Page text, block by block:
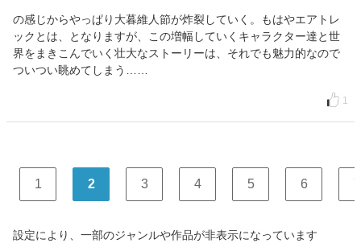
の感じからやっぱり大暮維人節が炸裂していく。もはやエアトレ
ックとは、となりますが、この増幅していくキャラクター達と世
界をまきこんでいく壮大なストーリーは、それでも魅力的なので
ついつい眺めてしまう……
1
1 2 3 4 5 6 7
設定により、一部のジャンルや作品が非表示になっています